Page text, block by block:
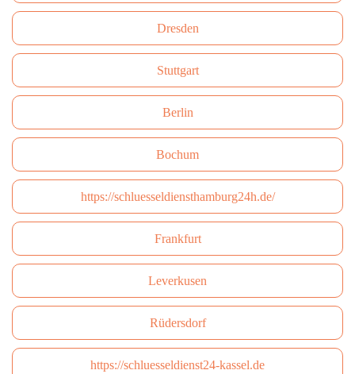
Dresden
Stuttgart
Berlin
Bochum
https://schluesseldiensthamburg24h.de/
Frankfurt
Leverkusen
Rüdersdorf
https://schluesseldienst24-kassel.de